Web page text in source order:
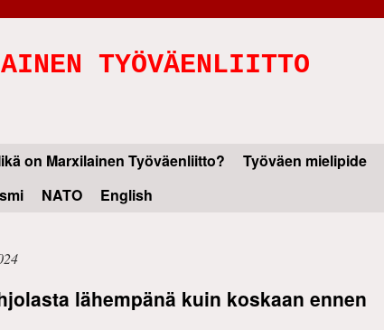
TYÖVÄENLIITTO
on Marxilainen Työväenliitto? Työväen mielipide
NATO English
lähempänä kuin koskaan ennen